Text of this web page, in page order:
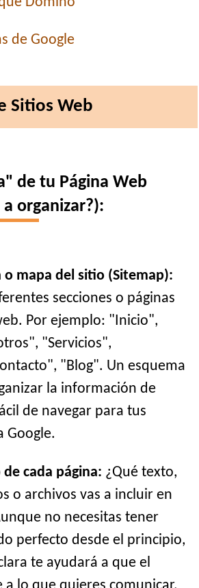
de Google
Sitios Web
de tu Página Web
a organizar?):
o mapa del sitio (Sitemap):
secciones o páginas
Por ejemplo: "Inicio",
"Servicios",
"Blog". Un esquema
la información de
de navegar para tus
Google.
cada página: ¿Qué texto,
o archivos vas a incluir en
no necesitas tener
perfecto desde el principio,
te ayudará a que el